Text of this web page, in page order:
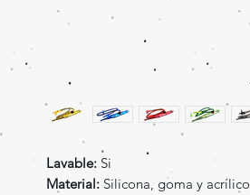
Lavable:Si
Material:Silicona, goma y acrílico